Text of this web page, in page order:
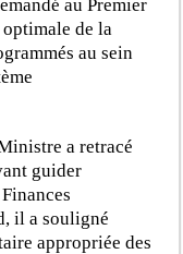
au Premier
de la
au sein
a retracé
guider
il a souligné
appropriée des